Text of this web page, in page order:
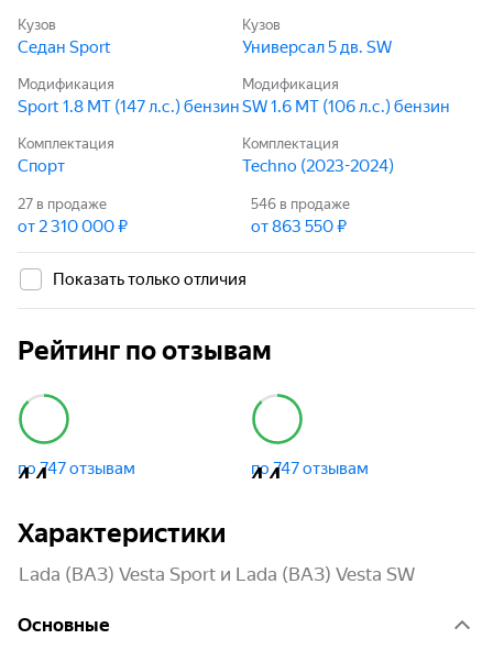
Кузов
Седан Sport
Кузов
Универсал 5 дв. SW
Модификация
Sport 1.8 MT (147 л.с.) бензин
Модификация
SW 1.6 MT (106 л.с.) бензин
Комплектация
Спорт
Комплектация
Techno (2023-2024)
27 в продаже
от 2 310 000 ₽
546 в продаже
от 863 550 ₽
Показать только отличия
Рейтинг по отзывам
4,4
по 747 отзывам 4,4
по 747 отзывам
Характеристики
Lada (ВАЗ) Vesta Sport и Lada (ВАЗ) Vesta SW
Основные